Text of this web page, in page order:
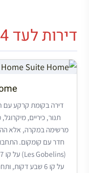
דירות לעד 4 אנשים
דירה בקומת קרקע עם
תנור, כיריים,
מרשימה במקרה, אלא
חדר עם קומקום.